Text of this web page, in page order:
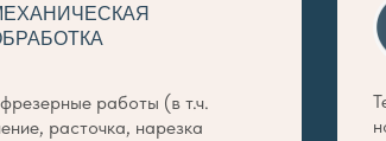
работы (в т.ч.
расточка, нарезка